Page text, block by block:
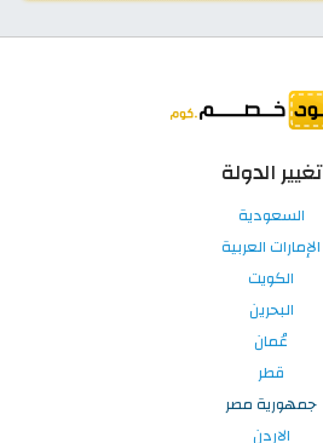
تغيير الدولة
السعودية
الإمارات العربية
الكويت
البحرين
عُمان
قطر
جمهورية مصر
الاردن